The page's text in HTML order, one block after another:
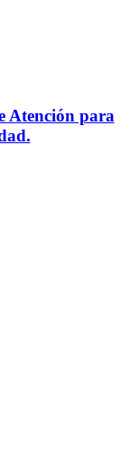
Atención para